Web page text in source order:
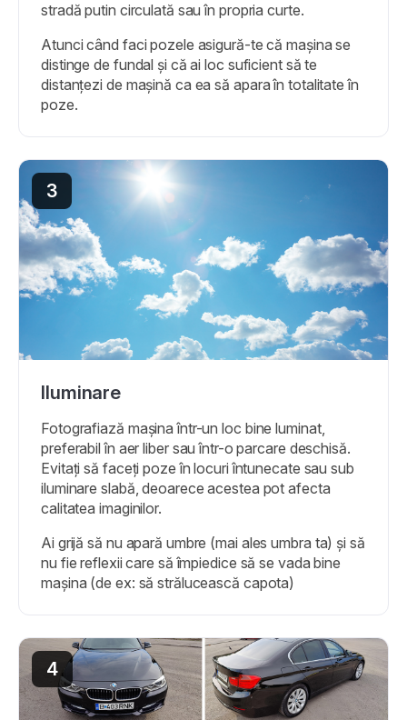
stradă putin circulată sau în propria curte.
Atunci când faci pozele asigură-te că mașina se
distinge de fundal și că ai loc suficient să te
distanțezi de mașină ca ea să apara în totalitate în
poze.
3
Iluminare
Fotografiază mașina într-un loc bine luminat,
preferabil în aer liber sau într-o parcare deschisă.
Evitați să faceți poze în locuri întunecate sau sub
iluminare slabă, deoarece acestea pot afecta
calitatea imaginilor.
Ai grijă să nu apară umbre (mai ales umbra ta) și să
nu fie reflexii care să împiedice să se vada bine
mașina (de ex: să strălucească capota)
4